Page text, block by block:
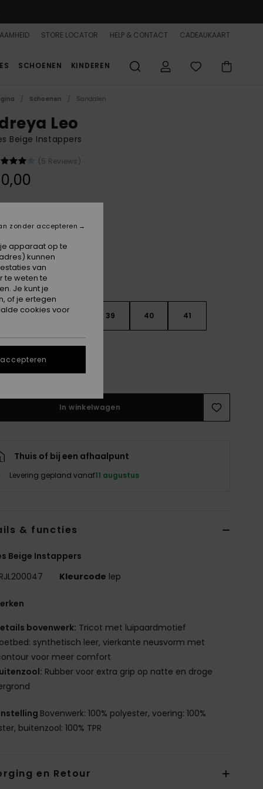
STORE LOCATOR HELP & CONTACT CADEAUKAART
SCHOENEN KINDEREN
Schoenen Sandalen
Leo
Beige Instappers
(5 Reviews)
37 38 39 40 41
maattabel
In winkelwagen
Thuis of bij een afhaalpunt
Levering gepland vanaf11 augustus
& functies
Beige Instappers
Kleurcode lep
bovenwerk: Tricot met luipaardmotief
synthetisch leer, vierkante neusvorm met
voor meer comfort
Rubber voor extra grip op natte en droge
Bovenwerk: 100% polyester, voering: 100%
buitenzool: 100% TPR
en Retour
apparaat op te
kunnen
van
te weten te
Je kunt je
of je ertegen
cookies voor
zonder accepteren